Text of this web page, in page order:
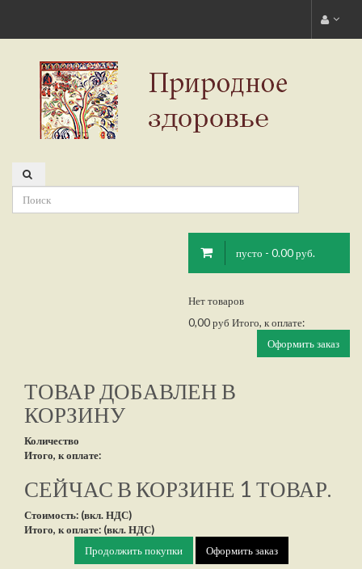
пусто - 0.00 руб.
Нет товаров
0,00 руб Итого, к оплате:
Оформить заказ
ТОВАР ДОБАВЛЕН В
КОРЗИНУ
Количество
Итого, к оплате:
СЕЙЧАС В КОРЗИНЕ 1 ТОВАР.
Стоимость: (вкл. НДС)
Итого, к оплате: (вкл. НДС)
Продолжить покупки
Оформить заказ